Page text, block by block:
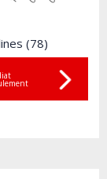
(78)